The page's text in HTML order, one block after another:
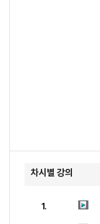
차시별 강의
1.